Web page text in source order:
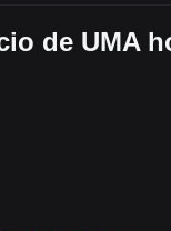
de UMA